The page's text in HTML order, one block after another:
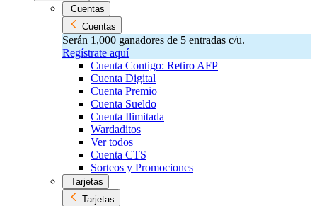
Cuentas
Cuentas
Serán 1,000 ganadores de 5 entradas c/u.
Regístrate aquí
Cuenta Contigo: Retiro AFP
Cuenta Digital
Cuenta Premio
Cuenta Sueldo
Cuenta Ilimitada
Wardaditos
Ver todos
Cuenta CTS
Sorteos y Promociones
Tarjetas
Tarjetas